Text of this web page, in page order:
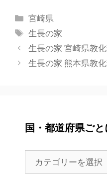
カ
テ
ゴ
リ
ー
宮崎県
タ
グ
生長の家
生長の家 宮崎県教
生長の家 熊本県教
国・都道府県ご